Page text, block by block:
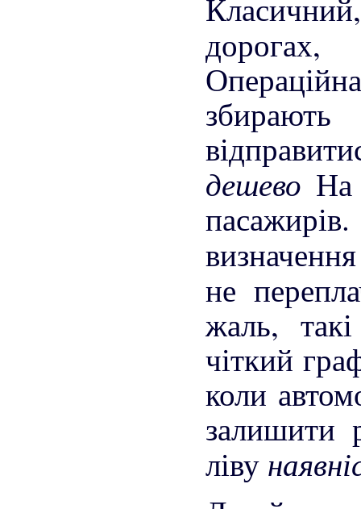
дешево
не
жаль,
чіткий
коли
залишити
ліву